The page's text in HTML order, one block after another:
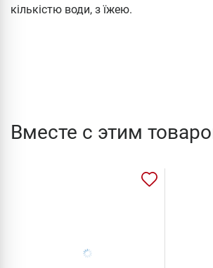
кількістю води, з їжею.
Вместе с этим